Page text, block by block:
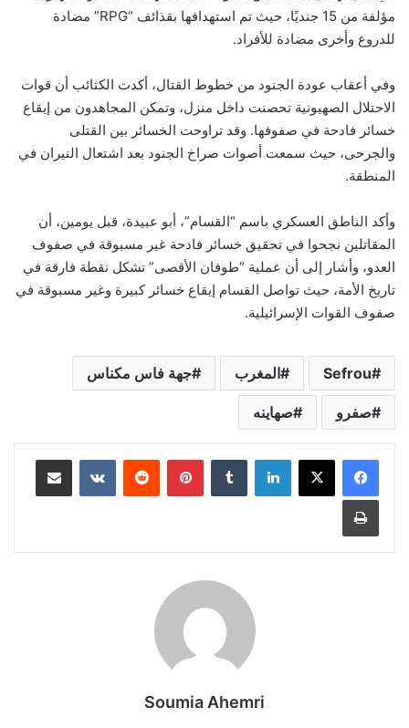
مؤلفة من 15 جنديًا، حيث تم استهدافها بقذائف “RPG” مضادة
للدروع وأخرى مضادة للأفراد.
وفي أعقاب عودة الجنود من خطوط القتال، أكدت الكتائب أن قوات
الاحتلال الصهيونية تحصنت داخل منزل، وتمكن المجاهدون من إيقاع
خسائر فادحة في صفوفها. وقد تراوحت الخسائر بين القتلى
والجرحى، حيث سمعت أصوات صراخ الجنود بعد اشتعال النيران في
المنطقة.
وأكد الناطق العسكري باسم “القسام”، أبو عبيدة، قبل يومين، أن
المقاتلين نجحوا في تحقيق خسائر فادحة غير مسبوقة في صفوف
العدو، وأشار إلى أن عملية “طوفان الأقصى” تشكل نقطة فارقة في
تاريخ الأمة، حيث تواصل القسام إيقاع خسائر كبيرة وغير مسبوقة في
صفوف القوات الإسرائيلية.
Sefrou المغرب جهة فاس مكناس
صفرو صهاينه
لينكدإن بينتيريست مشاركة عبر البريد
طباعة
Soumia Ahemri